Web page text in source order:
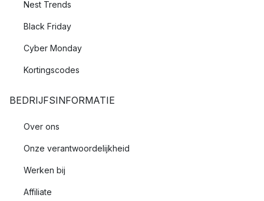
Nest Trends
Black Friday
Cyber Monday
Kortingscodes
BEDRIJFSINFORMATIE
Over ons
Onze verantwoordelijkheid
Werken bij
Affiliate